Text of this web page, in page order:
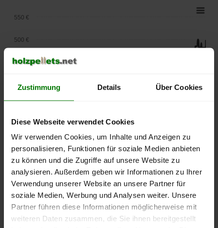
Zustimmung Details Über Cookies
Diese Webseite verwendet Cookies
Wir verwenden Cookies, um Inhalte und Anzeigen zu
personalisieren, Funktionen für soziale Medien anbieten
zu können und die Zugriffe auf unsere Website zu
analysieren. Außerdem geben wir Informationen zu Ihrer
Verwendung unserer Website an unsere Partner für
soziale Medien, Werbung und Analysen weiter. Unsere
Partner führen diese Informationen möglicherweise mit
weiteren Daten zusammen, die Sie ihnen bereitgestellt
lose Ware Sackware
September
Januar
Mai
250 €
400 €
450 €
500 €
550 €
Die aktuelle Preisentwicklung für Holzpellets in Deutschland
können Sie jederzeit auf unsererPelletspreise-Seite
nachvollziehen.